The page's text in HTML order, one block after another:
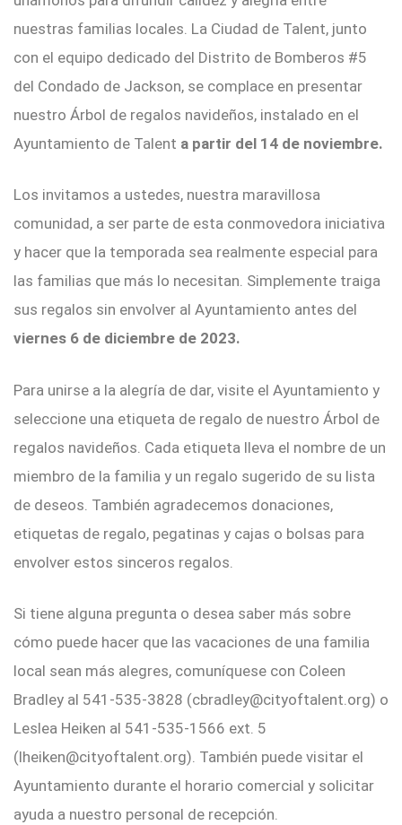
nuestras familias locales. La Ciudad de Talent, junto
con el equipo dedicado del Distrito de Bomberos #5
del Condado de Jackson, se complace en presentar
nuestro Árbol de regalos navideños, instalado en el
Ayuntamiento de Talent a partir del 14 de noviembre.
Los invitamos a ustedes, nuestra maravillosa
comunidad, a ser parte de esta conmovedora iniciativa
y hacer que la temporada sea realmente especial para
las familias que más lo necesitan. Simplemente traiga
sus regalos sin envolver al Ayuntamiento antes del
viernes 6 de diciembre de 2023.
Para unirse a la alegría de dar, visite el Ayuntamiento y
seleccione una etiqueta de regalo de nuestro Árbol de
regalos navideños. Cada etiqueta lleva el nombre de un
miembro de la familia y un regalo sugerido de su lista
de deseos. También agradecemos donaciones,
etiquetas de regalo, pegatinas y cajas o bolsas para
envolver estos sinceros regalos.
Si tiene alguna pregunta o desea saber más sobre
cómo puede hacer que las vacaciones de una familia
local sean más alegres, comuníquese con Coleen
Bradley al 541-535-3828 (cbradley@cityoftalent.org) o
Leslea Heiken al 541-535-1566 ext. 5
(lheiken@cityoftalent.org). También puede visitar el
Ayuntamiento durante el horario comercial y solicitar
ayuda a nuestro personal de recepción.